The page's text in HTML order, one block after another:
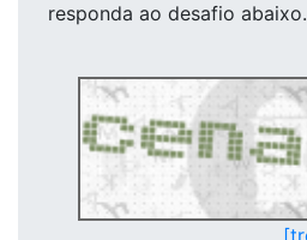
responda ao desafio abaixo.